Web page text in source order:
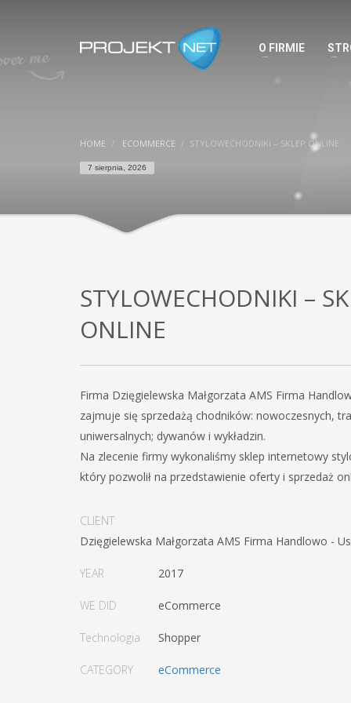
O FIRMIE
HOME ECOMMERCE STYLOWECHODNIKI – SKLEP ONLINE
7 sierpnia, 2026
STYLOWECHODNIKI –
ONLINE
Firma Dzięgielewska Małgorzata AMS Firma
zajmuje się sprzedażą chodników: nowoczesnych,
uniwersalnych; dywanów i wykładzin.
Na zlecenie firmy wykonaliśmy sklep internetowy
który pozwolił na przedstawienie oferty i sprzedaż
CLIENT
Dzięgielewska Małgorzata AMS Firma Handlowo -
YEAR 2017
WE DID eCommerce
Technologia Shopper
CATEGORY eCommerce